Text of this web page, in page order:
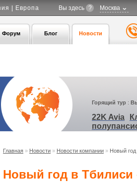
| Европа Вы здесь ? Москва
Форум Блог Новости
Горящий тур :
22K Avia
Главная » Новости » Новости компании » Новый год
Новый год в Тбилиси